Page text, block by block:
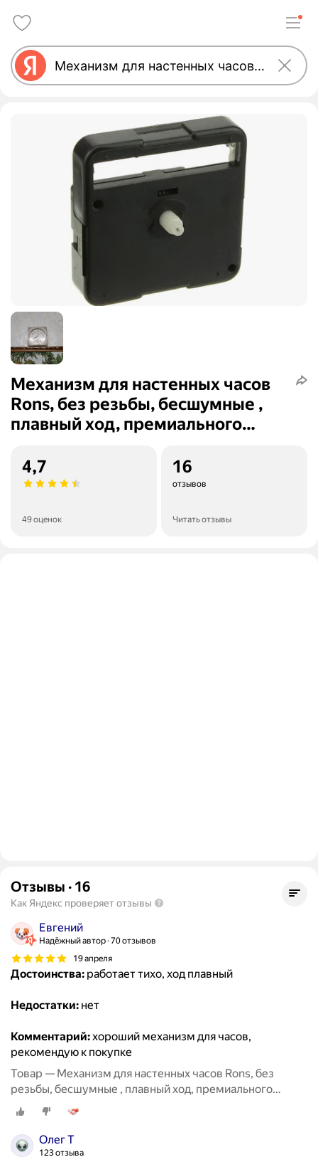
Механизм для настенных часов
Rons, без резьбы, бесшумные ,
плавный ход, премиального
4,7
49 оценок
16
отзывов
Читать отзывы
Отзывы · 16
Как Яндекс проверяет отзывы
Евгений
Надёжный автор 70 отзывов
19 апреля
Достоинства: работает тихо, ход плавный
Недостатки: нет
Комментарий:хороший механизм для часов,
рекомендую к покупке
Товар — Механизм для настенных часов Rons, без
резьбы, бесшумные , плавный ход, премиального
класса, размер 8мм
Олег Т
123 отзыва